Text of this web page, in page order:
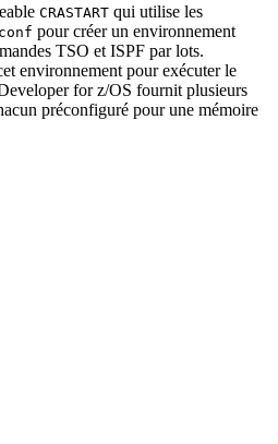
CRASTART qui utilise les
pour créer un environnement
TSO et ISPF par lots.
environnement pour exécuter le
for z/OS fournit plusieurs
préconfiguré pour une mémoire